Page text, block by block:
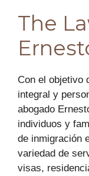
The
Con el objetivo
integral y
abogado
individuos y
de inmigración
variedad de
visas,